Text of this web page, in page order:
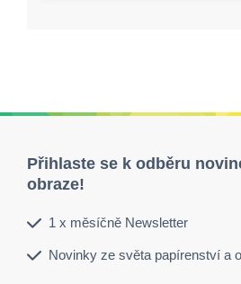
Přihlaste se k odběru
obraze!
1 x měsíčně Newsletter
Novinky ze světa papírenství a